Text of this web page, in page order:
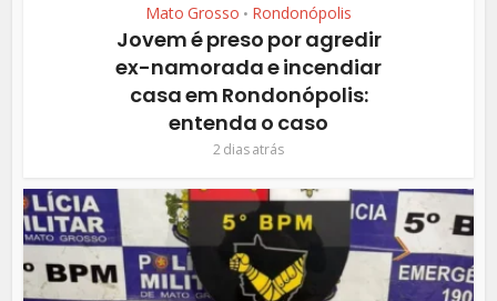
Mato Grosso • Rondonópolis
Jovem é preso por agredir
ex-namorada e incendiar
casa em Rondonópolis:
entenda o caso
2 dias atrás